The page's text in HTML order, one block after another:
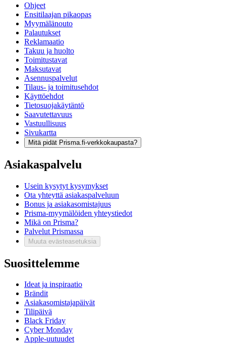
Ohjeet
Ensitilaajan pikaopas
Myymälänouto
Palautukset
Reklamaatio
Takuu ja huolto
Toimitustavat
Maksutavat
Asennuspalvelut
Tilaus- ja toimitusehdot
Käyttöehdot
Tietosuojakäytäntö
Saavutettavuus
Vastuullisuus
Sivukartta
Mitä pidät Prisma.fi-verkkokaupasta?
Asiakaspalvelu
Usein kysytyt kysymykset
Ota yhteyttä asiakaspalveluun
Bonus ja asiakasomistajuus
Prisma-myymälöiden yhteystiedot
Mikä on Prisma?
Palvelut Prismassa
Muuta evästeasetuksia
Suosittelemme
Ideat ja inspiraatio
Brändit
Asiakasomistajapäivät
Tilipäivä
Black Friday
Cyber Monday
Apple-uutuudet